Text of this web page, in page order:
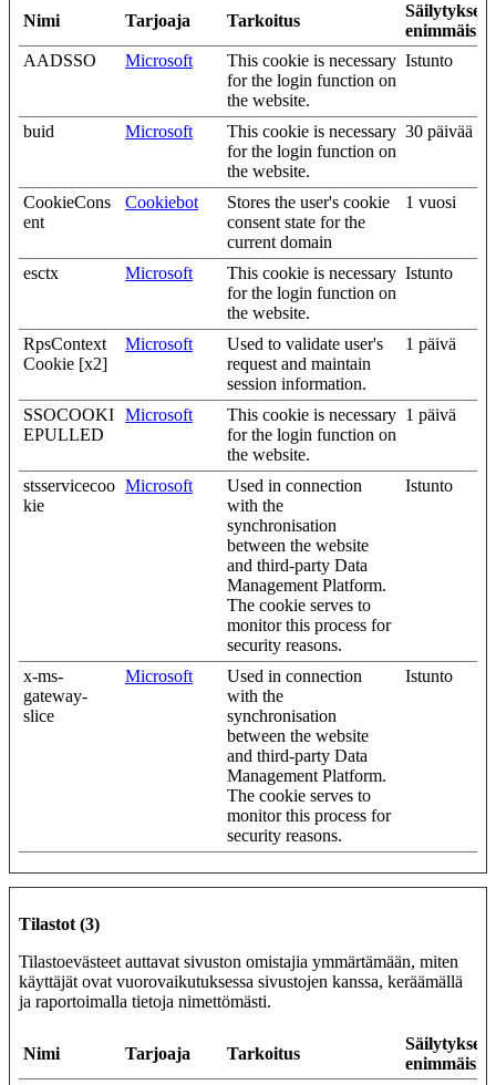
Nimi Tarjoaja Tarkoitus
Säilytyksen
AADSSO
Microsoft
This cookie is necessary
for the login function on
the website.
Istunto
buid Microsoft
This cookie is necessary
for the login function on
the website.
30 päivää
CookieCons
ent
Cookiebot
Stores the user's cookie
consent state for the
current domain
1 vuosi
esctx Microsoft
This cookie is necessary
for the login function on
the website.
Istunto
RpsContext
Cookie [x2]
Microsoft
Used to validate user's
request and maintain
session information.
1 päivä
SSOCOOKI
EPULLED
Microsoft
This cookie is necessary
for the login function on
the website.
1 päivä
stsservicecoo
kie
Microsoft
Used in connection
with the
synchronisation
between the website
and third-party Data
Management Platform.
The cookie serves to
monitor this process for
security reasons.
Istunto
x-ms-
gateway-
slice
Microsoft
Used in connection
with the
synchronisation
between the website
and third-party Data
Management Platform.
The cookie serves to
monitor this process for
security reasons.
Istunto
Tilastot (3)
Tilastoevästeet auttavat sivuston omistajia ymmärtämään, miten
käyttäjät ovat vuorovaikutuksessa sivustojen kanssa, keräämällä
ja raportoimalla tietoja nimettömästi.
Nimi Tarjoaja Tarkoitus
Säilytyksen